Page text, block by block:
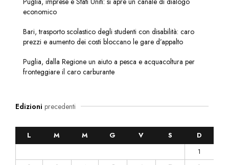
economico
Bari, trasporto scolastico degli studenti con disabilità: caro
prezzi e aumento dei costi bloccano le gare d’appalto
Puglia, dalla Regione un aiuto a pesca e acquacoltura per
fronteggiare il caro carburante
Edizioni precedenti
L M M G V S
D
1